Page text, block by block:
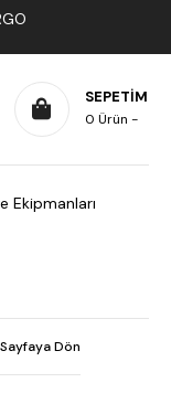
SEPETIM
0 Ürün
Ekipmanları
Dön